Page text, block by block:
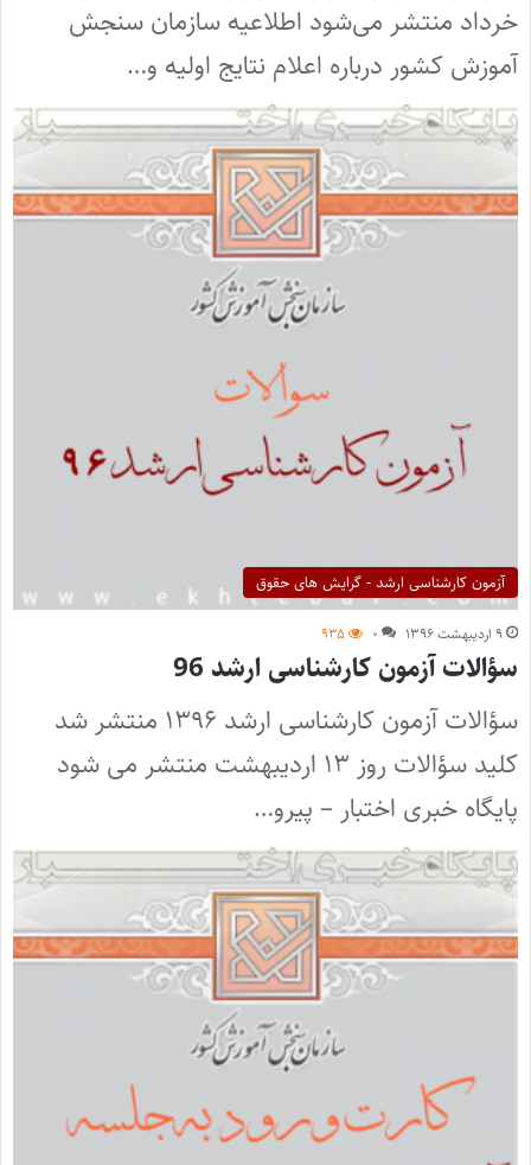
خرداد منتشر می‌شود اطلاعیه سازمان سنجش
آموزش کشور درباره اعلام نتایج اولیه و…
آزمون کارشناسی ارشد - گرایش های حقوق
۹ اردیبهشت ۱۳۹۶ ۰ ۹۳۵
سؤالات آزمون کارشناسی ارشد 96
سؤالات آزمون کارشناسی ارشد ۱۳۹۶ منتشر شد
کلید سؤالات روز ۱۳ اردیبهشت منتشر می شود
پایگاه خبری اختبار – پیرو…